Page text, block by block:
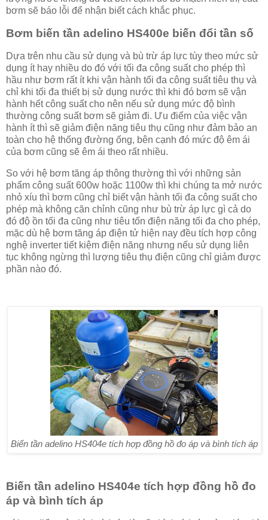
bơm sẽ báo lỗi để nhận biết cách khắc phục.
Bơm biến tần adelino HS400e biến đổi tần số
Dựa trên nhu cầu sử dụng và bù trừ áp lực tùy theo mức sử
dụng ít hay nhiều do đó với tối đa công suất cho phép thì
hầu như bơm rất ít khi vận hành tối đa công suất tiêu thụ và
chỉ khi tối đa thiết bị sử dụng nước thì khi đó bơm sẽ vận
hành hết công suất cho nên nếu sử dụng mức độ bình
thường công suất bơm sẽ giảm đi. Ưu điểm của việc vận
hành ít thì sẽ giảm điện năng tiêu thụ cũng như đảm bảo an
toàn cho hệ thống đường ống, bên cạnh đó mức độ êm ái
của bơm cũng sẽ êm ái theo rất nhiều.
So với hệ bơm tăng áp thông thường thì với những sản
phẩm công suất 600w hoặc 1100w thì khi chúng ta mở nước
nhỏ xíu thì bơm cũng chỉ biết vận hành tối đa công suất cho
phép mà không căn chỉnh cũng như bù trừ áp lực gì cả do
đó độ ồn tối đa cũng như tiêu tốn điện năng tối đa cho phép,
mặc dù hệ bơm tăng áp điện tử hiện nay đều tích hợp công
nghệ inverter tiết kiệm điện năng nhưng nếu sử dụng liên
tục không ngừng thì lượng tiêu thụ điện cũng chỉ giảm được
phần nào đó.
Biến tần adelino HS404e tích hợp đồng hồ đo áp và bình tích áp
Biến tần adelino HS404e tích hợp đồng hồ đo
áp và bình tích áp